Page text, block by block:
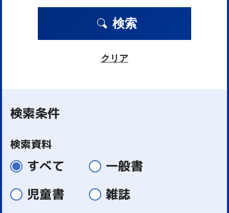
検索
クリア
検索条件
検索資料
すべて
一般書
児童書
雑誌